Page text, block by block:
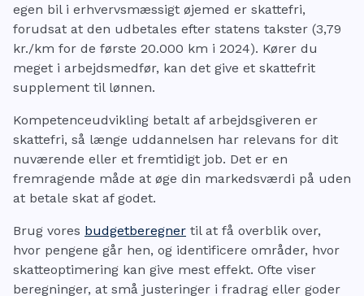
egen bil i erhvervsmæssigt øjemed er skattefri,
forudsat at den udbetales efter statens takster (3,79
kr./km for de første 20.000 km i 2024). Kører du
meget i arbejdsmedfør, kan det give et skattefrit
supplement til lønnen.
Kompetenceudvikling betalt af arbejdsgiveren er
skattefri, så længe uddannelsen har relevans for dit
nuværende eller et fremtidigt job. Det er en
fremragende måde at øge din markedsværdi på uden
at betale skat af godet.
Brug vores budgetberegner til at få overblik over,
hvor pengene går hen, og identificere områder, hvor
skatteoptimering kan give mest effekt. Ofte viser
beregninger, at små justeringer i fradrag eller goder